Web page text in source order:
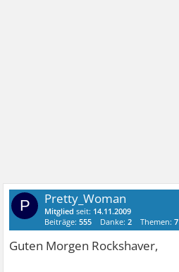
P Pretty_Woman
Mitglied seit: 14.11.2009
Beiträge:555 Danke:2 Themen:7
Guten Morgen Rockshaver,